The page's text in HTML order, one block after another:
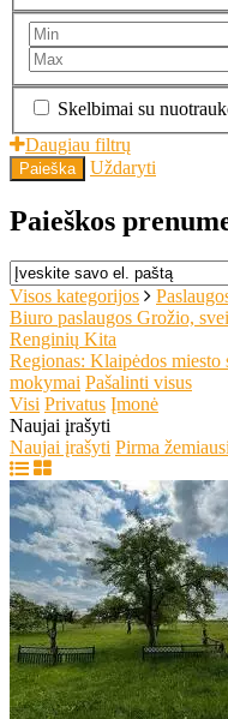
Skelbimai su
Daugiau filtrų
Paieška Uždaryti
Paieškos
Visos kategorijos
Biuro paslaugos Grožio,
Renginių Kita
Regionas: Klaipėdos miesto
mokymai Pašalinti visus
Visi Privatus Įmonė
Naujai įrašyti
Naujai įrašyti Pirma